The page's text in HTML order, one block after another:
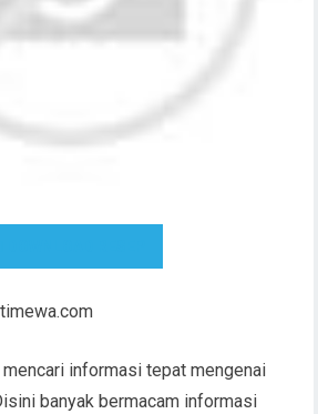
informasi tepat mengenai
banyak bermacam informasi